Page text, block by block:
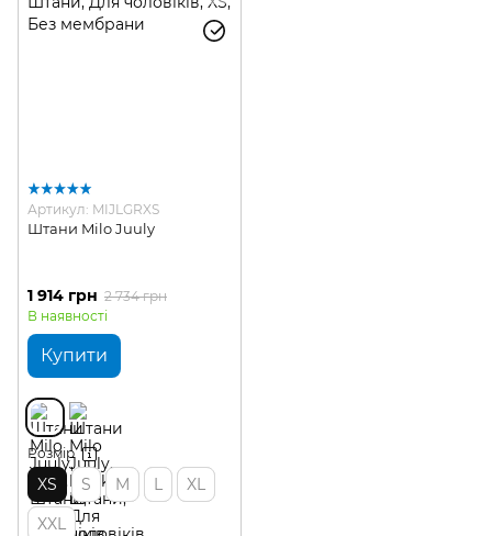
Артикул: MIJLGRXS
Штани Milo Juuly
1 914 грн 2 734 грн
В наявності
Купити
Розмір
XS S M L
XL
XXL